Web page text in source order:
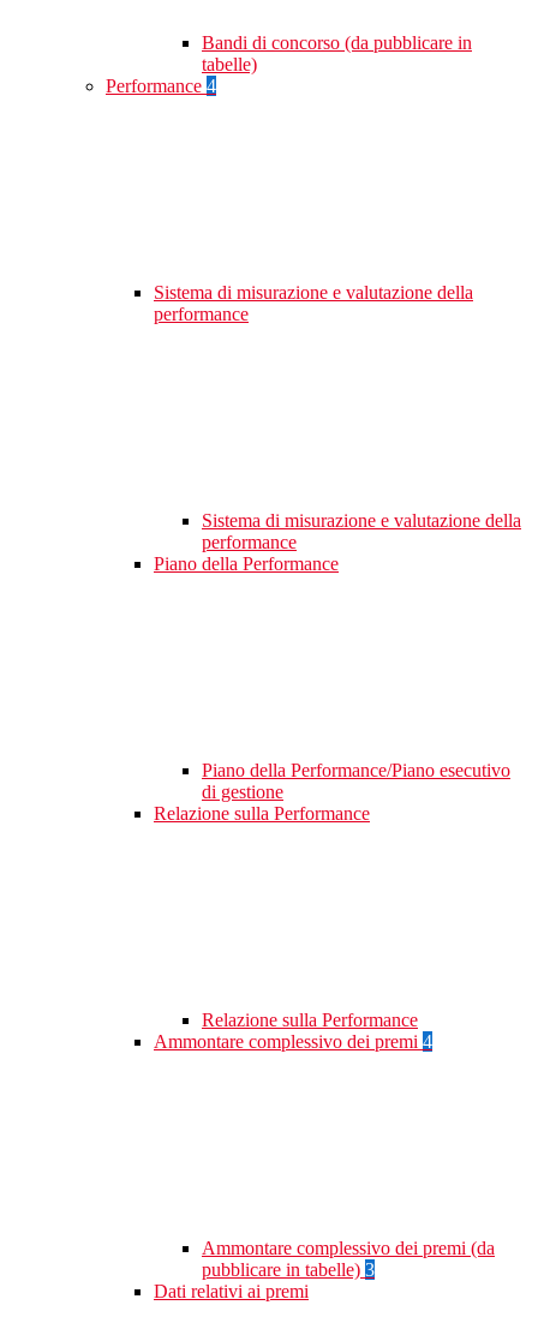
Bandi di concorso (da pubblicare in
tabelle)
Performance 4
Sistema di misurazione e valutazione della
performance
Sistema di misurazione e valutazione della
performance
Piano della Performance
Piano della Performance/Piano esecutivo
di gestione
Relazione sulla Performance
Relazione sulla Performance
Ammontare complessivo dei premi 4
Ammontare complessivo dei premi (da
pubblicare in tabelle) 3
Dati relativi ai premi